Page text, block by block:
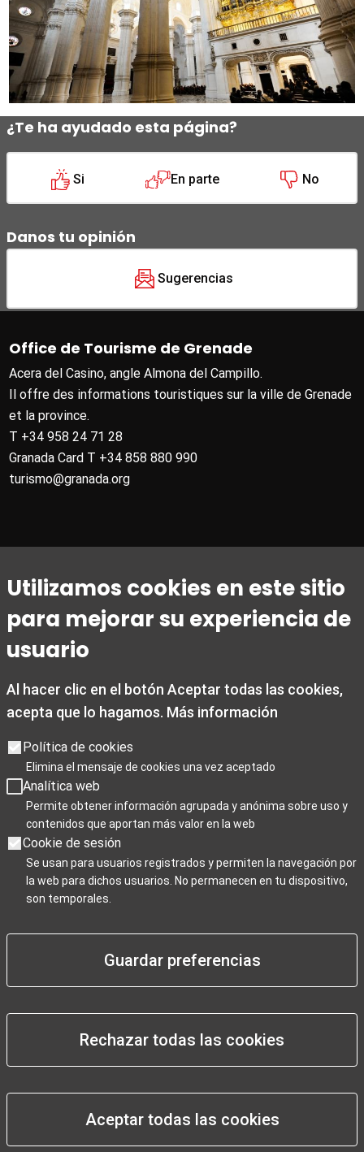
¿Te ha ayudado esta página?
Si En parte No
Danos tu opinión
Sugerencias
Office de Tourisme de Grenade
Acera del Casino, angle Almona del Campillo.
Il offre des informations touristiques sur la ville de Grenade
et la province.
T +34 958 24 71 28
Granada Card T +34 858 880 990
turismo@granada.org
Horaire
Du 1er mars au 31 octobre
Du lundi au vendredi de 09h00 à 20h00
Les samedis de 10h00 à 14h00 et de 15h30 à 19h00
Du 1er novembre au 28 février
Du lundi au vendredi de 09h00 à 19h00
Les samedis de 10h00 à 19h00
Les dimanches et jours fériés de 10h00 à 15h00
Jours de fermeture : le 25 décembre, le 1er janvier et le 6
janvier
Para Profesionales
Negocios / Comercios
de
página
Granadatur
Declaración de accesibilidad
Mapa web
Utilizamos cookies en este sitio
para mejorar su experiencia de
usuario
Al hacer clic en el botón Aceptar todas las cookies,
acepta que lo hagamos. Más información
Política de cookies
Elimina el mensaje de cookies una vez aceptado
Analítica web
Permite obtener información agrupada y anónima sobre uso y
contenidos que aportan más valor en la web
Cookie de sesión
Se usan para usuarios registrados y permiten la navegación por
la web para dichos usuarios. No permanecen en tu dispositivo,
son temporales.
Guardar preferencias
Rechazar todas las cookies
Aceptar todas las cookies